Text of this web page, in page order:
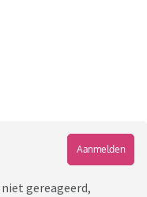
Aanmelden
gereageerd,